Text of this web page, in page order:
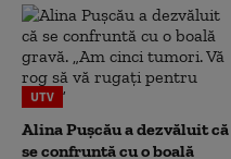
UTV
Alina Pușcău a dezvăluit că
se confruntă cu o boală